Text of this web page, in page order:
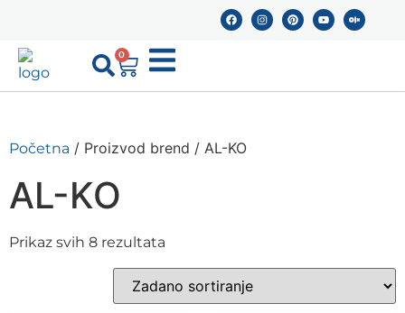
0
Početna / Proizvod brend / AL-KO
AL-KO
Prikaz svih 8 rezultata